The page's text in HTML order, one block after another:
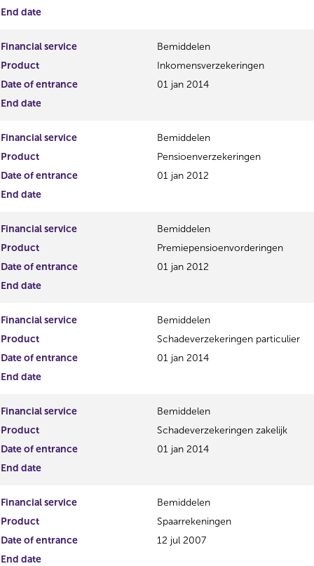
End date
Financial service
Bemiddelen
Product
Inkomensverzekeringen
Date of entrance
01 jan 2014
End date
Financial service
Bemiddelen
Product
Pensioenverzekeringen
Date of entrance
01 jan 2012
End date
Financial service
Bemiddelen
Product
Premiepensioenvorderingen
Date of entrance
01 jan 2012
End date
Financial service
Bemiddelen
Product
Schadeverzekeringen particulier
Date of entrance
01 jan 2014
End date
Financial service
Bemiddelen
Product
Schadeverzekeringen zakelijk
Date of entrance
01 jan 2014
End date
Financial service
Bemiddelen
Product
Spaarrekeningen
Date of entrance
12 jul 2007
End date